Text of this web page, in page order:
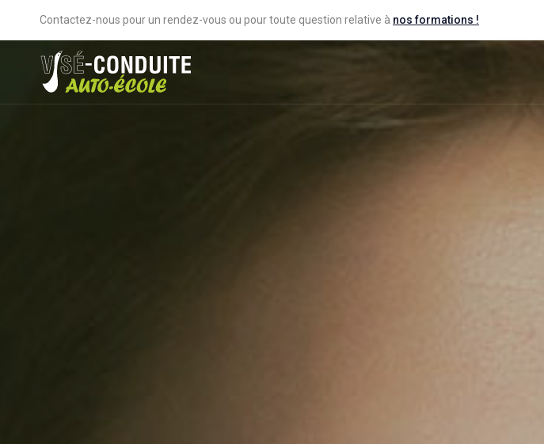
Contactez-nous pour un rendez-vous ou pour toute question relative à nos formations !